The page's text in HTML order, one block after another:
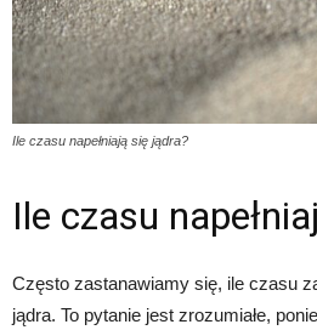
Ile czasu napełniają się jądra?
Ile czasu
Często zastanawiamy się, ile czasu
jądra. To pytanie jest zrozumiałe,